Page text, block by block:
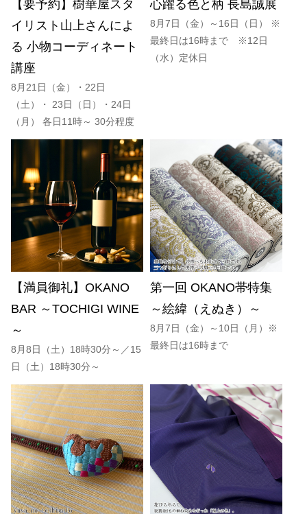
【要予約】樹華屋スタ
イリスト山上さんによ
る 小物コーディネート
講座
8月21日（金）・22日
（土）・ 23日（日）・24日
（月） 各日11時～ 30分程度
心躍る色と柄 長島誠展
8月7日（金）～16日（日） ※
最終日は16時まで ※12日
（水）定休日
【満員御礼】OKANO
BAR ～TOCHIGI WINE
～
8月8日（土）18時30分～／15
日（土）18時30分～
第一回 OKANO帯特集
～絵緯（えぬき）～
8月7日（金）～10日（月）※
最終日は16時まで